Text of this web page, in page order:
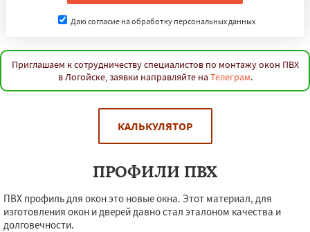
Даю согласие на обработку персональных данных
Приглашаем к сотрудничеству специалистов по монтажу окон ПВХ
в Логойске, заявки направляйте на Телеграм.
КАЛЬКУЛЯТОР
ПРОФИЛИ ПВХ
ПВХ профиль для окон это новые окна. Этот материал, для
изготовления окон и дверей давно стал эталоном качества и
долговечности.